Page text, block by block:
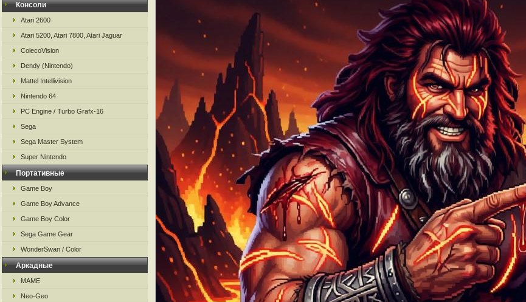
Консоли
Atari 2600
Atari 5200, Atari 7800, Atari Jaguar
ColecoVision
Dendy (Nintendo)
Mattel Intellivision
Nintendo 64
PC Engine / Turbo Grafx-16
Sega
Sega Master System
Super Nintendo
Портативные
Game Boy
Game Boy Advance
Game Boy Color
Sega Game Gear
WonderSwan / Color
Аркадные
MAME
Neo-Geo